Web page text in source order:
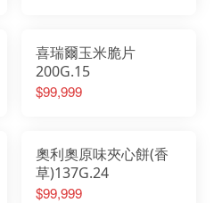
喜瑞爾玉米脆片
200G.15
$99,999
奧利奧原味夾心餅(香
草)137G.24
$99,999